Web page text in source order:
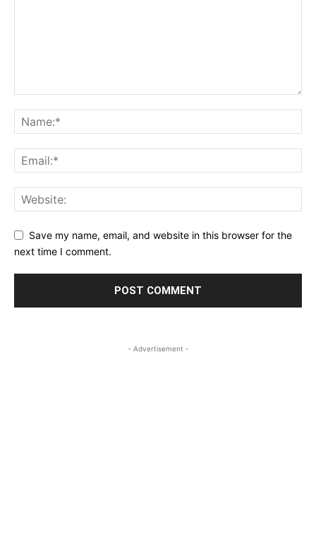
Save my name, email, and website in this browser for the
next time I comment.
- Advertisement -